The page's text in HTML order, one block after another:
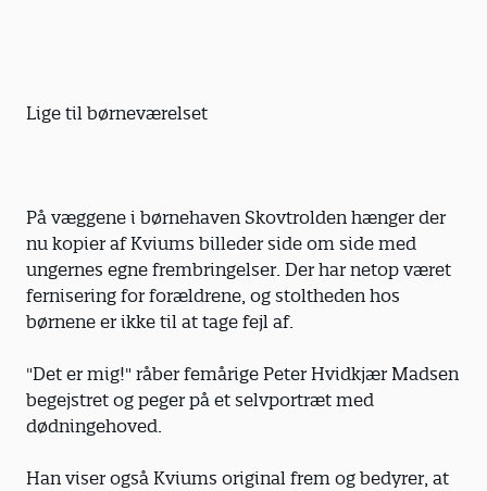
Lige til børneværelset
På væggene i børnehaven Skovtrolden hænger der
nu kopier af Kviums billeder side om side med
ungernes egne frembringelser. Der har netop været
fernisering for forældrene, og stoltheden hos
børnene er ikke til at tage fejl af.
"Det er mig!" råber femårige Peter Hvidkjær Madsen
begejstret og peger på et selvportræt med
dødningehoved.
Han viser også Kviums original frem og bedyrer, at